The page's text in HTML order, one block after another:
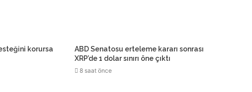
korursa
ABD Senatosu erteleme kararı sonrası
XRP’de 1 dolar sınırı öne çıktı
8 saat önce